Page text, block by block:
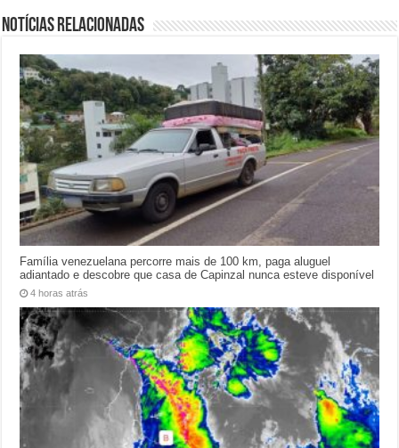
Notícias relacionadas
Família venezuelana percorre mais de 100 km, paga aluguel
adiantado e descobre que casa de Capinzal nunca esteve disponível
4 horas atrás